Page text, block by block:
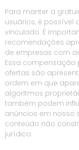
Para manter a
usuários, é possível
vinculado. É
recomendações
de empresas com
Essa compensação
ofertas são
ordem em que
algoritmos
também podem
anúncios em nosso
conteúdo não
jurídico.